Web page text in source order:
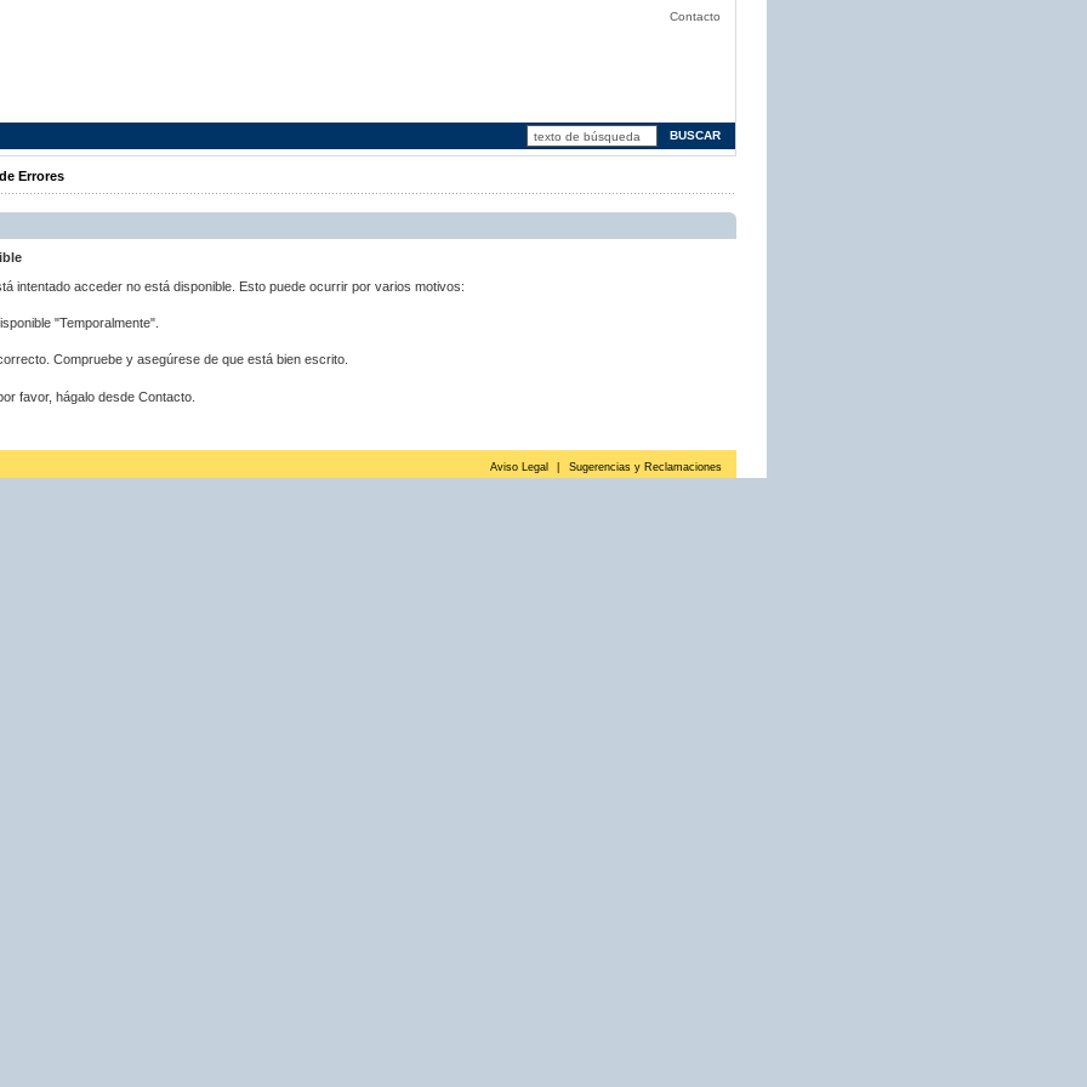
Contacto
Errores
intentado acceder no está disponible. Esto puede ocurrir por varios motivos:
"Temporalmente".
Compruebe y asegúrese de que está bien escrito.
favor, hágalo desde Contacto.
Aviso Legal Sugerencias y Reclamaciones